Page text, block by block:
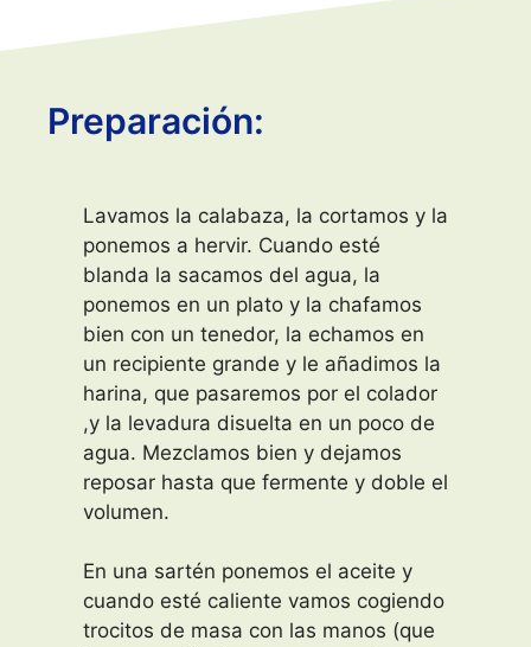
Preparación:
Lavamos la calabaza, la cortamos y la
ponemos a hervir. Cuando esté
blanda la sacamos del agua, la
ponemos en un plato y la chafamos
bien con un tenedor, la echamos en
un recipiente grande y le añadimos la
harina, que pasaremos por el colador
,y la levadura disuelta en un poco de
agua. Mezclamos bien y dejamos
reposar hasta que fermente y doble el
volumen.
En una sartén ponemos el aceite y
cuando esté caliente vamos cogiendo
trocitos de masa con las manos (que